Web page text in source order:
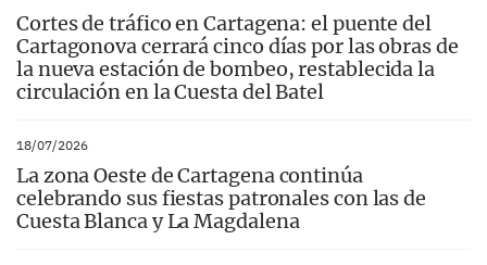
Cortes de tráfico en Cartagena: el puente del
Cartagonova cerrará cinco días por las obras de
la nueva estación de bombeo, restablecida la
circulación en la Cuesta del Batel
18/07/2026
La zona Oeste de Cartagena continúa
celebrando sus fiestas patronales con las de
Cuesta Blanca y La Magdalena